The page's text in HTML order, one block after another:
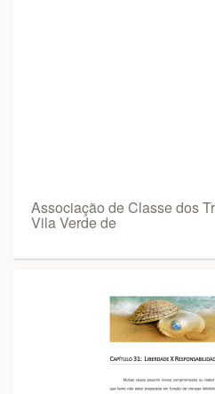
Associação de Classe dos
Vila Verde de